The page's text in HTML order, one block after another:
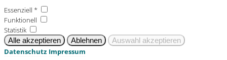
Essenziell *
Funktionell
Statistik
Datenschutz Impressum